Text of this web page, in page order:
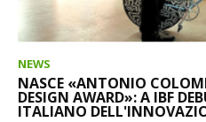
NEWS
NASCE «ANTONIO
DESIGN AWARD»: A IBF
ITALIANO